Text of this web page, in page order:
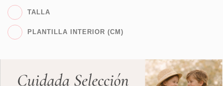
TALLA
PLANTILLA INTERIOR (CM)